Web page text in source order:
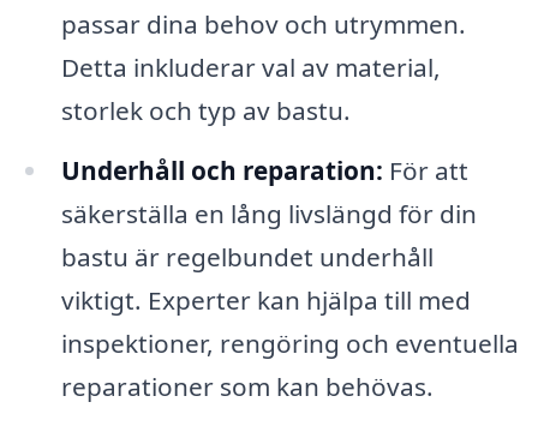
passar dina behov och utrymmen.
Detta inkluderar val av material,
storlek och typ av bastu.
Underhåll och reparation: För att
säkerställa en lång livslängd för din
bastu är regelbundet underhåll
viktigt. Experter kan hjälpa till med
inspektioner, rengöring och eventuella
reparationer som kan behövas.